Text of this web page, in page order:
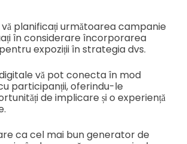
vă planificați următoarea campanie
în considerare încorporarea
expoziții în strategia dvs.
vă pot conecta în mod
participanții, oferindu-le
de implicare și o experiență
ca cel mai bun generator de